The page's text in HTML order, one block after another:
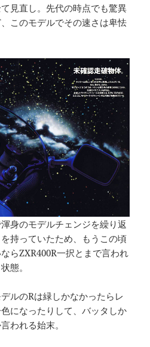
見直し。先代の時点でも驚異
このモデルでその速さは卑怯
身のモデルチェンジを繰り返
持っていたため、もうこの頃
らZXR400R一択とまで言われ
態。
ルのRは緑しかなかったらレ
になったりして、バッタしか
われる始末。